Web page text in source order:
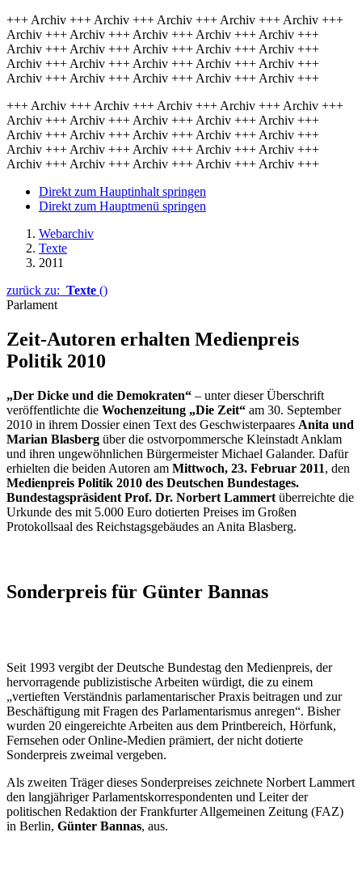
+++ Archiv +++ Archiv +++ Archiv +++ Archiv +++ Archiv +++
Archiv +++ Archiv +++ Archiv +++ Archiv +++ Archiv +++
Archiv +++ Archiv +++ Archiv +++ Archiv +++ Archiv +++
Archiv +++ Archiv +++ Archiv +++ Archiv +++ Archiv +++
Archiv +++ Archiv +++ Archiv +++ Archiv +++ Archiv +++
+++ Archiv +++ Archiv +++ Archiv +++ Archiv +++ Archiv +++
Archiv +++ Archiv +++ Archiv +++ Archiv +++ Archiv +++
Archiv +++ Archiv +++ Archiv +++ Archiv +++ Archiv +++
Archiv +++ Archiv +++ Archiv +++ Archiv +++ Archiv +++
Archiv +++ Archiv +++ Archiv +++ Archiv +++ Archiv +++
Direkt zum Hauptinhalt springen
Direkt zum Hauptmenü springen
Webarchiv
Texte
2011
zurück zu: Texte ()
Parlament
Zeit-Autoren erhalten Medienpreis
Politik 2010
„Der Dicke und die Demokraten“ – unter dieser Überschrift
veröffentlichte die Wochenzeitung „Die Zeit“ am 30. September
2010 in ihrem Dossier einen Text des Geschwisterpaares Anita und
Marian Blasberg über die ostvorpommersche Kleinstadt Anklam
und ihren ungewöhnlichen Bürgermeister Michael Galander. Dafür
erhielten die beiden Autoren am Mittwoch, 23. Februar 2011, den
Medienpreis Politik 2010 des Deutschen Bundestages.
Bundestagspräsident Prof. Dr. Norbert Lammert überreichte die
Urkunde des mit 5.000 Euro dotierten Preises im Großen
Protokollsaal des Reichstagsgebäudes an Anita Blasberg.
Sonderpreis für Günter Bannas
Seit 1993 vergibt der Deutsche Bundestag den Medienpreis, der
hervorragende publizistische Arbeiten würdigt, die zu einem
„vertieften Verständnis parlamentarischer Praxis beitragen und zur
Beschäftigung mit Fragen des Parlamentarismus anregen“. Bisher
wurden 20 eingereichte Arbeiten aus dem Printbereich, Hörfunk,
Fernsehen oder Online-Medien prämiert, der nicht dotierte
Sonderpreis zweimal vergeben.
Als zweiten Träger dieses Sonderpreises zeichnete Norbert Lammert
den langjähriger Parlamentskorrespondenten und Leiter der
politischen Redaktion der Frankfurter Allgemeinen Zeitung (FAZ)
in Berlin, Günter Bannas, aus.